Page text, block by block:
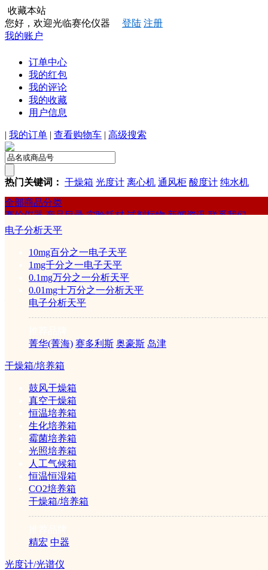
收藏本站
您好，欢迎光临赛伦仪器
登陆 注册
我的账户
订单中心
我的红包
我的评论
我的收藏
用户信息
| 我的订单 | 查看购物车 | 高级搜索
热门关键词： 干燥箱 光度计 离心机 通风柜 酸度计 纯水机
全部商品分类
电子分析天平
10mg百分之一电子天平
1mg千分之一电子天平
0.1mg万分之一分析天平
0.01mg十万分之一分析天平
电子分析天平
菁华(菁海) 赛多利斯 奥豪斯 岛津
干燥箱/培养箱
鼓风干燥箱
真空干燥箱
恒温培养箱
生化培养箱
霉菌培养箱
光照培养箱
人工气候箱
恒温恒湿箱
CO2培养箱
干燥箱/培养箱
精宏 中器
光度计/光谱仪
赛伦仪器产品目录 实验耗材 试剂标物 新闻资讯 联系我们
食品专用仪器
行业专用仪器
农业食品
专用仪器
农药残留检测仪
食品安全检测仪
定氮仪
消化炉
脂肪测定仪
纤维测定仪
黄曲霉素测定仪
氮磷钙测定仪
专用仪器